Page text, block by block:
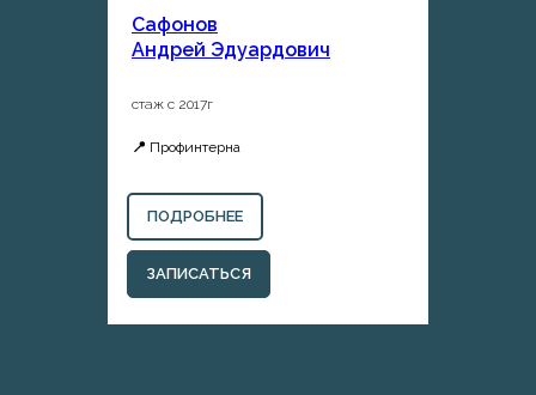
Сафонов
Андрей Эдуардович
стаж с 2017г
📍 Профинтерна
ПОДРОБНЕЕ
ЗАПИСАТЬСЯ